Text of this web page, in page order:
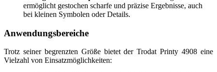
ermöglicht gestochen scharfe und präzise Ergebnisse, auch
bei kleinen Symbolen oder Details.
Anwendungsbereiche
Trotz seiner begrenzten Größe bietet der Trodat Printy 4908 eine
Vielzahl von Einsatzmöglichkeiten: